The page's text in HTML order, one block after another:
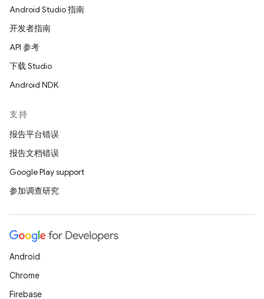
Android Studio 指南
开发者指南
API 参考
下载 Studio
Android NDK
支持
报告平台错误
报告文档错误
Google Play support
参加调查研究
Android
Chrome
Firebase